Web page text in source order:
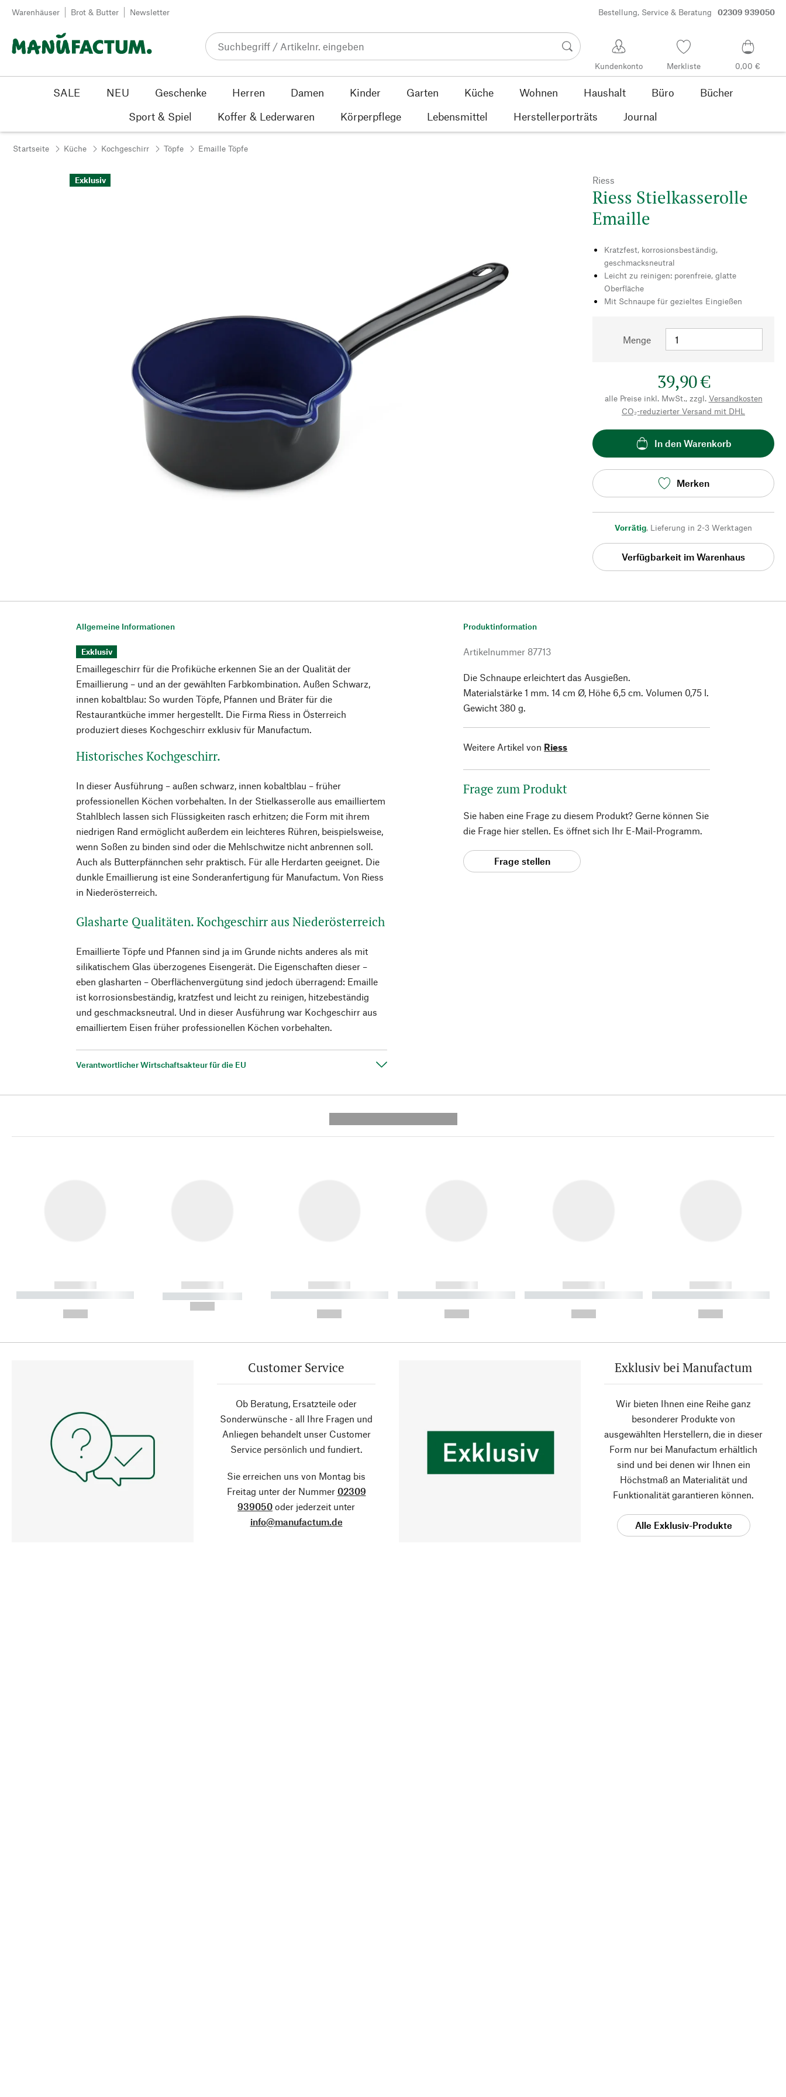
Zum Inhalt springen
Warenhäuser Brot & Butter Newsletter Bestellung, Service & Beratung 02309 939050
Kundenkonto Merkliste 0,00 €
SALE NEU Geschenke Herren Damen Kinder Garten Küche Wohnen Haushalt Büro
Bücher
Sport & Spiel
Koffer & Lederwaren Körperpflege Lebensmittel Herstellerporträts Journal
Startseite Küche Kochgeschirr Töpfe Emaille Töpfe
Exklusiv Riess
Riess Stielkasserolle
Emaille
Kratzfest, korrosionsbeständig,
geschmacksneutral
Leicht zu reinigen: porenfreie, glatte
Oberfläche
Mit Schnaupe für gezieltes Eingießen
Menge
39,90 €
alle Preise inkl. MwSt., zzgl. Versandkosten
CO₂-reduzierter Versand mit DHL
In den Warenkorb
Merken
Vorrätig, Lieferung in 2-3 Werktagen
Verfügbarkeit im Warenhaus
Allgemeine Informationen
Exklusiv
Emaillegeschirr für die Profiküche erkennen Sie an der Qualität der
Emaillierung – und an der gewählten Farbkombination. Außen Schwarz,
innen kobaltblau: So wurden Töpfe, Pfannen und Bräter für die
Restaurantküche immer hergestellt. Die Firma Riess in Österreich
produziert dieses Kochgeschirr exklusiv für Manufactum.
Historisches Kochgeschirr.
In dieser Ausführung – außen schwarz, innen kobaltblau – früher
professionellen Köchen vorbehalten. In der Stielkasserolle aus emailliertem
Stahlblech lassen sich Flüssigkeiten rasch erhitzen; die Form mit ihrem
niedrigen Rand ermöglicht außerdem ein leichteres Rühren, beispielsweise,
wenn Soßen zu binden sind oder die Mehlschwitze nicht anbrennen soll.
Auch als Butterpfännchen sehr praktisch. Für alle Herdarten geeignet. Die
dunkle Emaillierung ist eine Sonderanfertigung für Manufactum. Von Riess
in Niederösterreich.
Glasharte Qualitäten. Kochgeschirr aus Niederösterreich
Emaillierte Töpfe und Pfannen sind ja im Grunde nichts anderes als mit
silikatischem Glas überzogenes Eisengerät. Die Eigenschaften dieser –
eben glasharten – Oberflächenvergütung sind jedoch überragend: Emaille
ist korrosionsbeständig, kratzfest und leicht zu reinigen, hitzebeständig
und geschmacksneutral. Und in dieser Ausführung war Kochgeschirr aus
emailliertem Eisen früher professionellen Köchen vorbehalten.
Verantwortlicher Wirtschaftsakteur für die EU
Produktinformation
Artikelnummer 87713
Die Schnaupe erleichtert das Ausgießen.
Materialstärke 1 mm. 14 cm Ø, Höhe 6,5 cm. Volumen 0,75 l.
Gewicht 380 g.
Weitere Artikel von Riess
Frage zum Produkt
Sie haben eine Frage zu diesem Produkt? Gerne können Sie
die Frage hier stellen. Es öffnet sich Ihr E-Mail-Programm.
Frage stellen
------------
----------- ----------- ----------
------------
----------- -----------
------------
----------- ----------- ----------
------------
----------- ----------- ----------
------------
----------- ----------- ----------
------------
----------- ----------- ----------
Customer Service
Ob Beratung, Ersatzteile oder
Sonderwünsche - all Ihre Fragen und
Anliegen behandelt unser Customer
Service persönlich und fundiert.
Sie erreichen uns von Montag bis
Freitag unter der Nummer 02309
939050 oder jederzeit unter
info@manufactum.de
Exklusiv bei Manufactum
Wir bieten Ihnen eine Reihe ganz
besonderer Produkte von
ausgewählten Herstellern, die in dieser
Form nur bei Manufactum erhältlich
sind und bei denen wir Ihnen ein
Höchstmaß an Materialität und
Funktionalität garantieren können.
Alle Exklusiv-Produkte